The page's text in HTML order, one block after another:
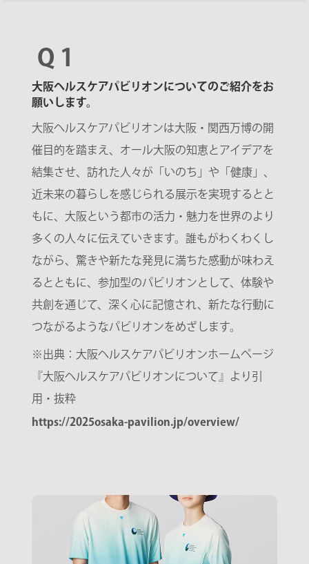
Q 1
大阪ヘルスケアパビリオンについてのご紹介をお
願いします。
大阪ヘルスケアパビリオンは大阪・関西万博の開
催⽬的を踏まえ、オール大阪の知恵とアイデアを
結集させ、訪れた人々が「いのち」や「健康」、
近未来の暮らしを感じられる展示を実現するとと
もに、大阪という都市の活力・魅力を世界のより
多くの人々に伝えていきます。誰もがわくわくし
ながら、驚きや新たな発見に満ちた感動が味わえ
るとともに、参加型のパビリオンとして、体験や
共創を通じて、深く心に記憶され、新たな行動に
つながるようなパビリオンをめざします。
※出典：大阪ヘルスケアパビリオンホームページ
『大阪ヘルスケアパビリオンについて』より引
用・抜粋
https://2025osaka-pavilion.jp/overview/